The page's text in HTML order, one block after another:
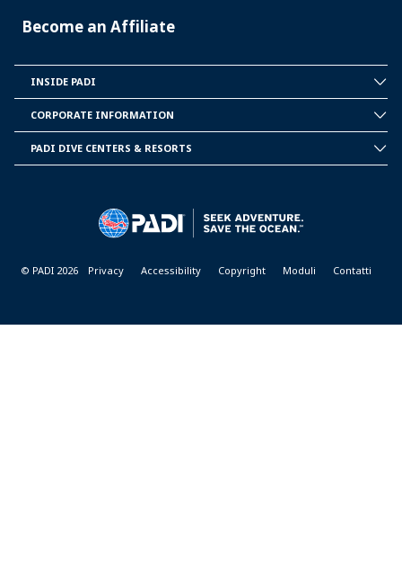
Become an Affiliate
PADI
INSIDE PADI
INFORMATION
CORPORATE INFORMATION
PADI DIVE CENTERS & RESORTS
© PADI 2026 Privacy Accessibility Copyright Moduli Contatti